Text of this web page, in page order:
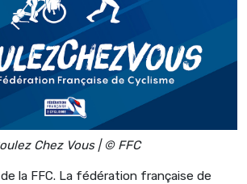
Chez Vous | © FFC
la FFC. La fédération française de